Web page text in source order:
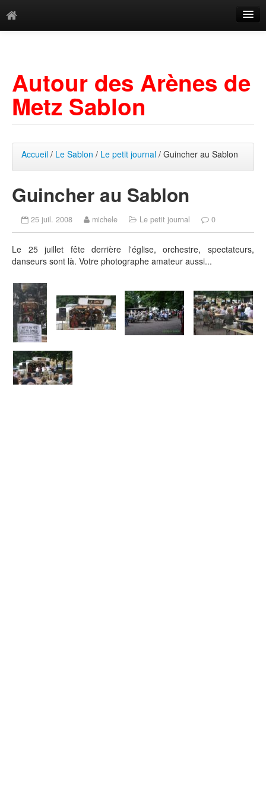
Mots-clés
Autour des Arènes de
Metz Sablon
Accueil / Le Sablon / Le petit journal / Guincher au Sablon
Guincher au Sablon
25 juil. 2008 michele Le petit journal 0
Le 25 juillet fête derrière l'église, orchestre, spectateurs,
danseurs sont là. Votre photographe amateur aussi...